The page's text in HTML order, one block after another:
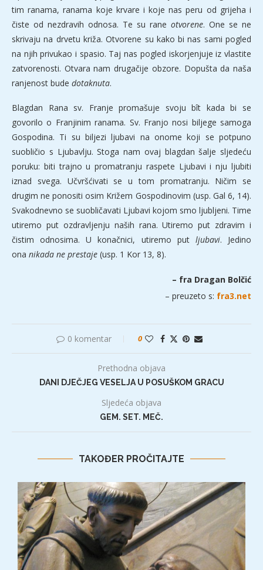
tim ranama, ranama koje krvare i koje nas peru od grijeha i
čiste od nezdravih odnosa. Te su rane otvorene. One se ne
skrivaju na drvetu križa. Otvorene su kako bi nas sami pogled
na njih privukao i spasio. Taj nas pogled iskorjenjuje iz vlastite
zatvorenosti. Otvara nam drugačije obzore. Dopušta da naša
ranjenost bude dotaknuta.
Blagdan Rana sv. Franje promašuje svoju bît kada bi se
govorilo o Franjinim ranama. Sv. Franjo nosi biljege samoga
Gospodina. Ti su biljezi ljubavi na onome koji se potpuno
suobličio s Ljubavlju. Stoga nam ovaj blagdan šalje sljedeću
poruku: biti trajno u promatranju raspete Ljubavi i nju ljubiti
iznad svega. Učvršćivati se u tom promatranju. Ničim se
drugim ne ponositi osim Križem Gospodinovim (usp. Gal 6, 14).
Svakodnevno se suobličavati Ljubavi kojom smo ljubljeni. Time
utiremo put ozdravljenju naših rana. Utiremo put zdravim i
čistim odnosima. U konačnici, utiremo put ljubavi. Jedino
ona nikada ne prestaje (usp. 1 Kor 13, 8).
– fra Dragan Bolčić
– preuzeto s: fra3.net
0 komentar 0
Prethodna objava
DANI DJEČJEG VESELJA U POSUŠKOM GRACU
Sljedeća objava
GEM. SET. MEČ.
TAKOĐER PROČITAJTE